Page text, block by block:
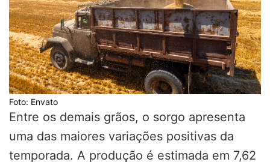
Foto: Envato
Entre os demais grãos, o sorgo apresenta
uma das maiores variações positivas da
temporada. A produção é estimada em 7,62